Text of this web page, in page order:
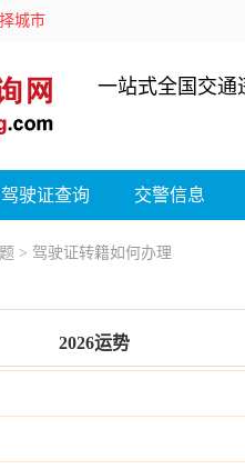
城市
一站式全国交通
驾驶证查询 交警信息
> 驾驶证转籍如何办理
2026运势